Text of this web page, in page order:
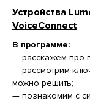
Устройства
VoiceConnect
В программе:
— расскажем про
— рассмотрим
можно решить;
— познакомим с